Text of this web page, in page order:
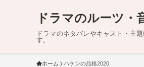
ドラマのルーツ・
ドラマのネタバレやキャスト・主
す。
ホーム ハケンの品格2020